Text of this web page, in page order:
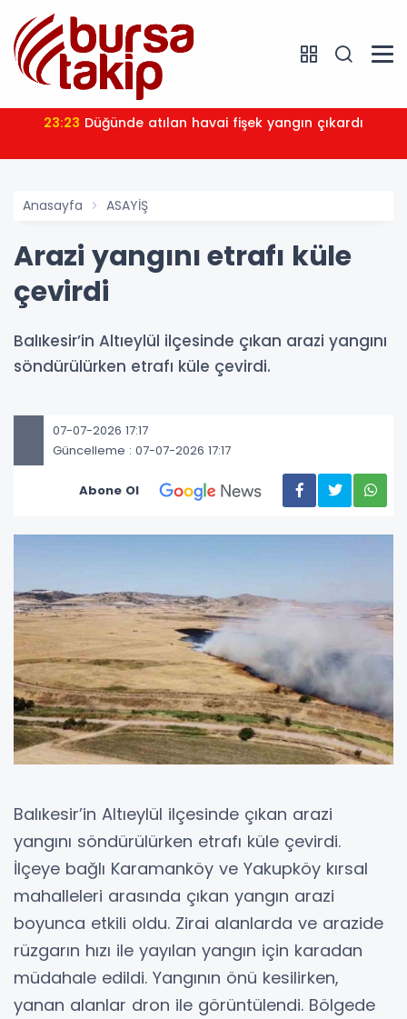
23:23 Düğünde atılan havai fişek yangın çıkardı
Anasayfa ASAYİŞ
Arazi yangını etrafı küle
çevirdi
Balıkesir’in Altıeylül ilçesinde çıkan arazi yangını
söndürülürken etrafı küle çevirdi.
07-07-2026 17:17
Güncelleme : 07-07-2026 17:17
Abone Ol
Balıkesir’in Altıeylül ilçesinde çıkan arazi
yangını söndürülürken etrafı küle çevirdi.
İlçeye bağlı Karamanköy ve Yakupköy kırsal
mahalleleri arasında çıkan yangın arazi
boyunca etkili oldu. Zirai alanlarda ve arazide
rüzgarın hızı ile yayılan yangın için karadan
müdahale edildi. Yangının önü kesilirken,
yanan alanlar dron ile görüntülendi. Bölgede